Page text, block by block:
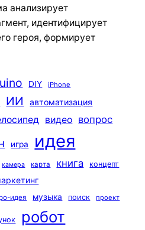
анализирует
идентифицирует
героя, формирует
DIY iPhone
ИИ автоматизация
видео вопрос
игра идея
камера карта книга
концепт
идея музыка поиск проект
робот